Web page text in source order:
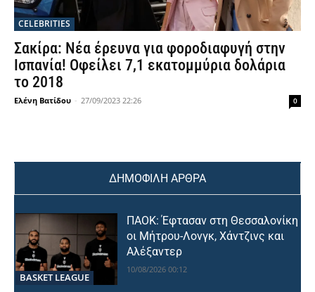
CELEBRITIES
Σακίρα: Νέα έρευνα για φοροδιαφυγή στην
Ισπανία! Οφείλει 7,1 εκατομμύρια δολάρια
το 2018
Ελένη Βατίδου - 27/09/2023 22:26 0
ΔΗΜΟΦΙΛΗ ΑΡΘΡΑ
BASKET LEAGUE
ΠΑΟΚ: Έφτασαν στη Θεσσαλονίκη
οι Μήτρου-Λονγκ, Χάντζινς και
Αλέξαντερ
10/08/2026 00:12